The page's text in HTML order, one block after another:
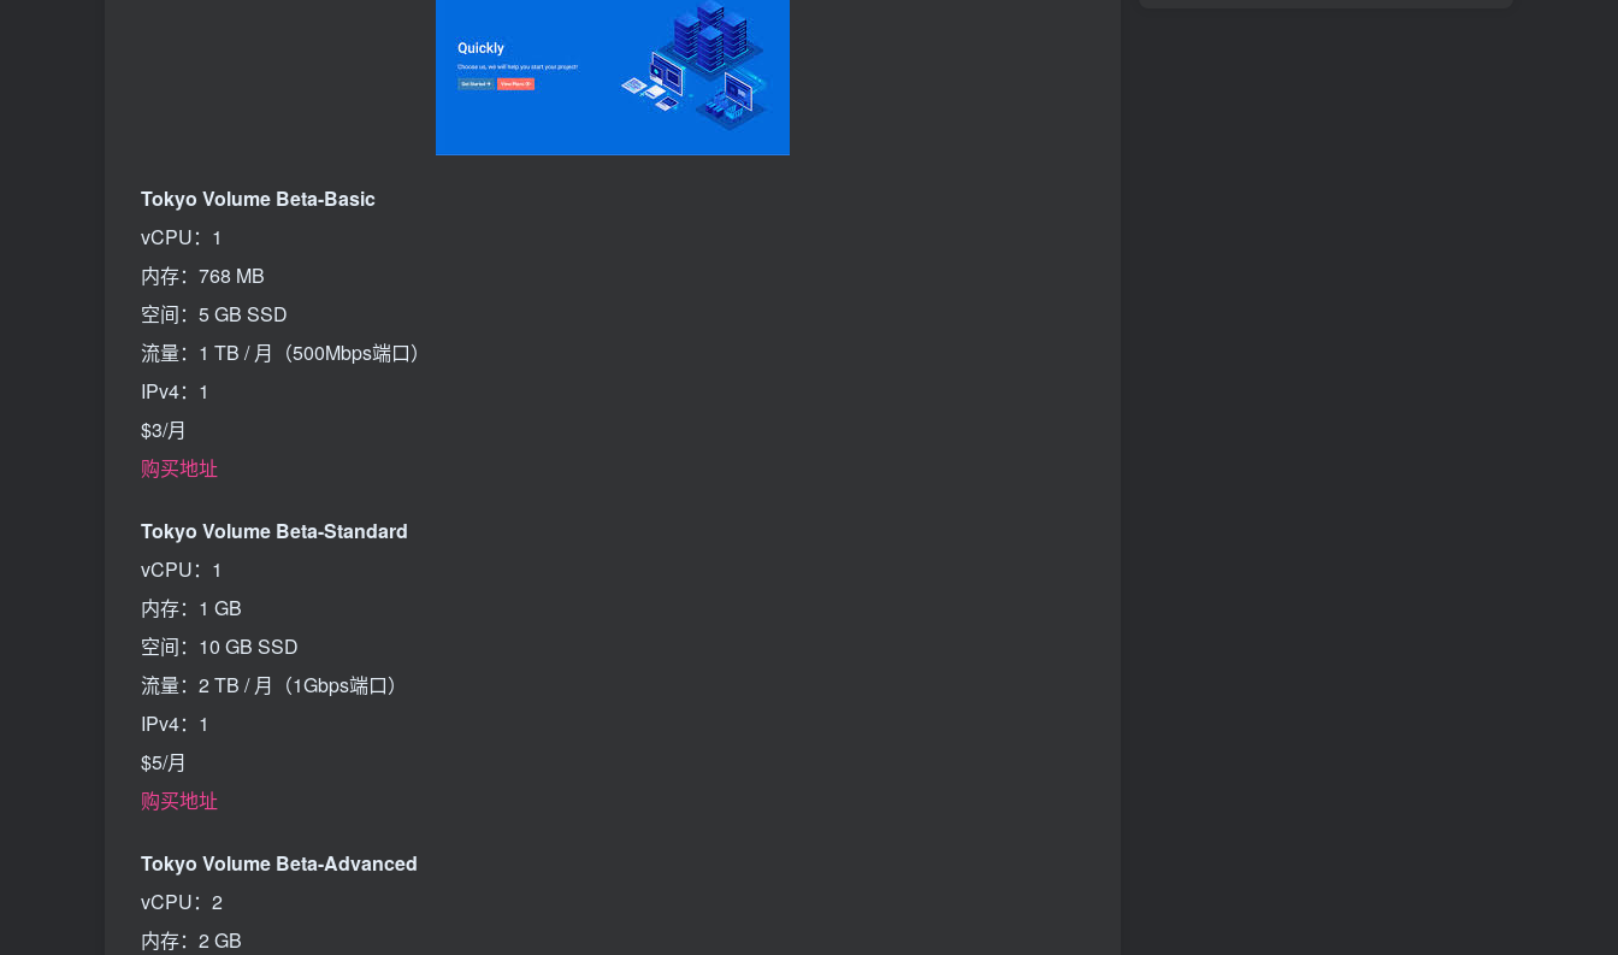
Tokyo Volume Beta-Basic
vCPU：1
内存：768 MB
空间：5 GB SSD
流量：1 TB / 月（500Mbps端口）
IPv4：1
$3/月
购买地址
Tokyo Volume Beta-Standard
vCPU：1
内存：1 GB
空间：10 GB SSD
流量：2 TB / 月（1Gbps端口）
IPv4：1
$5/月
购买地址
Tokyo Volume Beta-Advanced
vCPU：2
内存：2 GB